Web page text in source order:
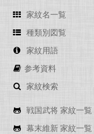
家紋名一覧
種類別図覧
家紋用語
参考資料
家紋検索
戦国武将 家紋一覧
幕末維新 家紋一覧